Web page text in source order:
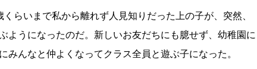
くらいまで私から離れず人見知りだった上の子が、突然、
ようになったのだ。新しいお友だちにも臆せず、幼稚園に
みんなと仲よくなってクラス全員と遊ぶ子になった。